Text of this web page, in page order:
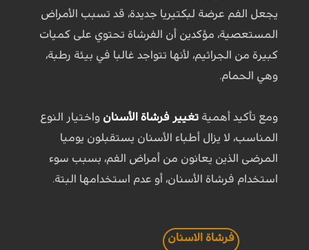
يجعل الفم عرضة لبكتيريا جديدة، قد تسبب الأمراض
المستعصية، مؤكدين أن الفرشاة تحتوي على كميات
كبيرة من الجراثيم، لأنها تتواجد غالبا في بيئة رطبة،
وهي الحمام.
ومع تأكيد أهمية تغيير فرشاة الأسنان واختيار النوع
المناسب، لا يزال أطباء الأسنان يستقبلون يوميا
المرضى الذين يعانون من أمراض الفم، بسبب سوء
استخدام فرشاة الأسنان، أو عدم استخدامها البتة.
فرشاة الاسنان